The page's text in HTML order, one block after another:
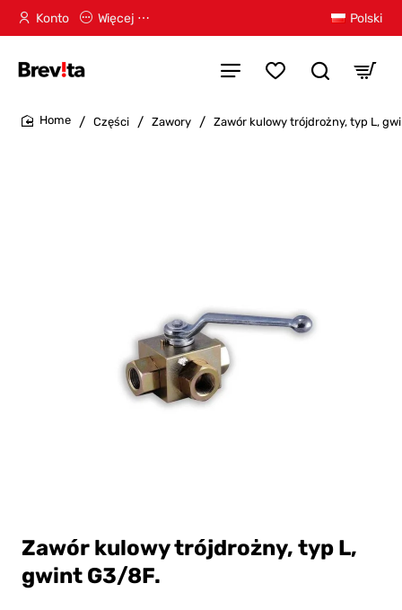
Konto Więcej ⋯ Polski
Części Zawory Zawór kulowy trójdrożny, typ L,
Zawór kulowy trójdrożny, typ L,
gwint G3/8F.